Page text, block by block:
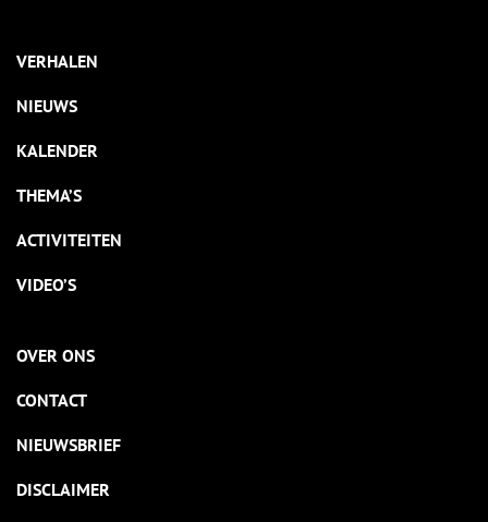
VERHALEN
NIEUWS
KALENDER
THEMA’S
ACTIVITEITEN
VIDEO’S
OVER ONS
CONTACT
NIEUWSBRIEF
DISCLAIMER